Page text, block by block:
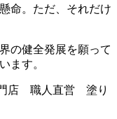
の健全発展を願って
ます。